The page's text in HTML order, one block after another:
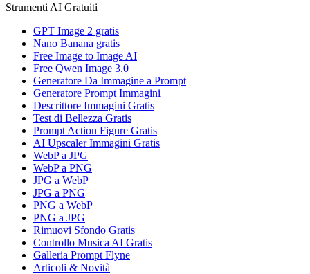
Strumenti AI Gratuiti
GPT Image 2 gratis
Nano Banana gratis
Free Image to Image AI
Free Qwen Image 3.0
Generatore Da Immagine a Prompt
Generatore Prompt Immagini
Descrittore Immagini Gratis
Test di Bellezza Gratis
Prompt Action Figure Gratis
AI Upscaler Immagini Gratis
WebP a JPG
WebP a PNG
JPG a WebP
JPG a PNG
PNG a WebP
PNG a JPG
Rimuovi Sfondo Gratis
Controllo Musica AI Gratis
Galleria Prompt Flyne
Articoli & Novità